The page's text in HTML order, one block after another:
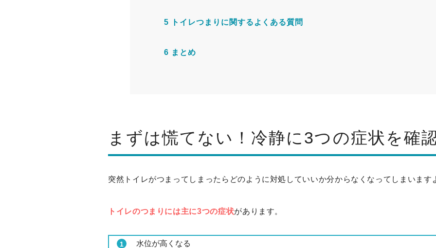
5 トイレつまりに関するよくある質問
6 まとめ
まずは慌てない！冷静に3つの症状を確
突然トイレがつまってしまったらどのように対処していいか分からなくなってしまいます
トイレのつまりには主に3つの症状があります。
水位が高くなる